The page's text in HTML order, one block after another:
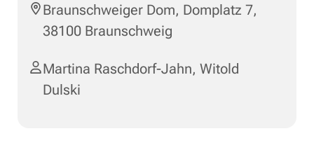
Braunschweiger Dom, Domplatz 7,
38100 Braunschweig
Martina Raschdorf-Jahn, Witold
Dulski